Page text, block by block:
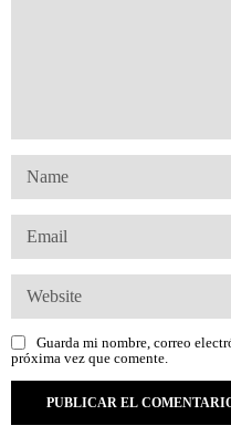
Guarda mi nombre, correo
próxima vez que comente.